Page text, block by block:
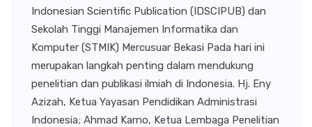
Indonesian Scientific Publication (IDSCIPUB) dan
Sekolah Tinggi Manajemen Informatika dan
Komputer (STMIK) Mercusuar Bekasi Pada hari ini
merupakan langkah penting dalam mendukung
penelitian dan publikasi ilmiah di Indonesia. Hj. Eny
Azizah, Ketua Yayasan Pendidikan Administrasi
Indonesia; Ahmad Karno, Ketua Lembaga Penelitian